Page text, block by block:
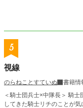
5
視線
のらねことすていぬ
書籍情
＜騎士団兵士×中隊長＞ 騎士団の中隊長であるヴェロスは、自分の隊に最近異動
してきた騎士リチのことが